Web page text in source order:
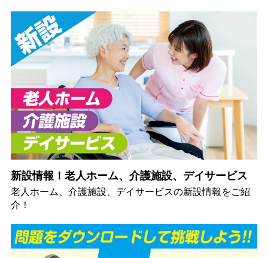
新設情報！老人ホーム、介護施設、デイサービス
老人ホーム、介護施設、デイサービスの新設情報をご紹
介！